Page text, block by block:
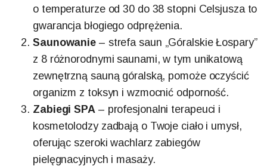
o temperaturze od 30 do 38 stopni Celsjusza to
gwarancja błogiego odprężenia.
Saunowanie – strefa saun „Góralskie Łospary”
z 8 różnorodnymi saunami, w tym unikatową
zewnętrzną sauną góralską, pomoże oczyścić
organizm z toksyn i wzmocnić odporność.
Zabiegi SPA – profesjonalni terapeuci i
kosmetolodzy zadbają o Twoje ciało i umysł,
oferując szeroki wachlarz zabiegów
pielęgnacyjnych i masaży.